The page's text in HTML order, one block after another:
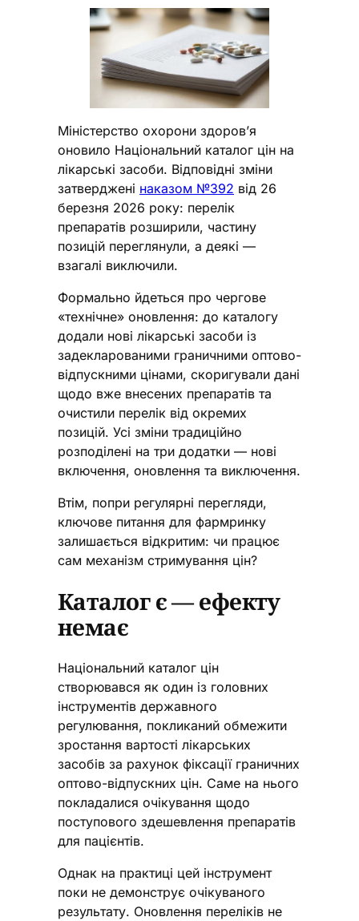
Міністерство охорони здоров’я
оновило Національний каталог цін на
лікарські засоби. Відповідні зміни
затверджені наказом №392 від 26
березня 2026 року: перелік
препаратів розширили, частину
позицій переглянули, а деякі —
взагалі виключили.
Формально йдеться про чергове
«технічне» оновлення: до каталогу
додали нові лікарські засоби із
задекларованими граничними оптово-
відпускними цінами, скоригували дані
щодо вже внесених препаратів та
очистили перелік від окремих
позицій. Усі зміни традиційно
розподілені на три додатки — нові
включення, оновлення та виключення.
Втім, попри регулярні перегляди,
ключове питання для фармринку
залишається відкритим: чи працює
сам механізм стримування цін?
Каталог є — ефекту
немає
Національний каталог цін
створювався як один із головних
інструментів державного
регулювання, покликаний обмежити
зростання вартості лікарських
засобів за рахунок фіксації граничних
оптово-відпускних цін. Саме на нього
покладалися очікування щодо
поступового здешевлення препаратів
для пацієнтів.
Однак на практиці цей інструмент
поки не демонструє очікуваного
результату. Оновлення переліків не